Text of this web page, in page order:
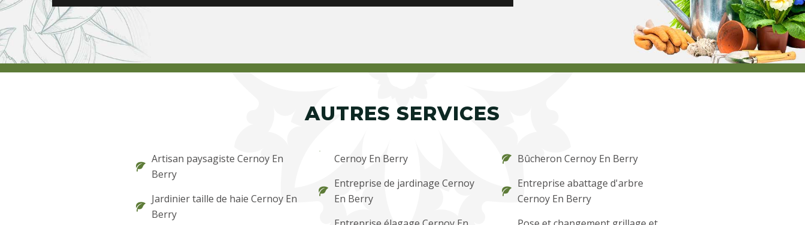
AUTRES SERVICES
Artisan paysagiste Cernoy En
Berry
Jardinier taille de haie Cernoy En
Berry
Cernoy En Berry
Entreprise de jardinage Cernoy
En Berry
Bûcheron Cernoy En Berry
Entreprise abattage d'arbre
Cernoy En Berry